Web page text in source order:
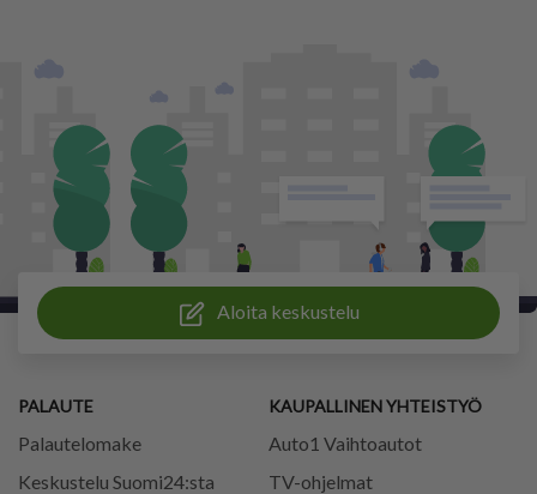
Aloita keskustelu
PALAUTE
Palautelomake
Keskustelu Suomi24:sta
KAUPALLINEN YHTEISTYÖ
Auto1 Vaihtoautot
TV-ohjelmat